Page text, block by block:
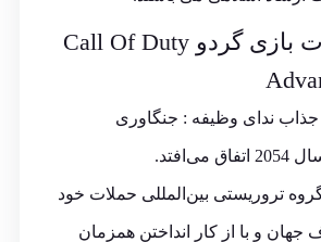
سایر توضیحات بازی گردو Call Of Duty
جذاب ندای وظیفه : جنگاوری
تروریستی بین‌المللی حملات خود
و با از کار انداختن همزمان